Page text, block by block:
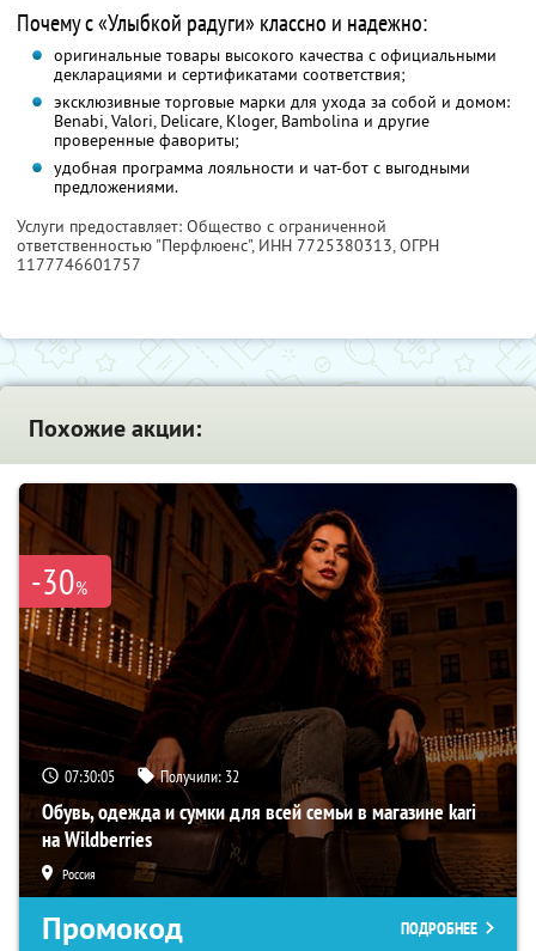
Почему с «Улыбкой радуги» классно и надежно:
оригинальные товары высокого качества с официальными
декларациями и сертификатами соответствия;
эксклюзивные торговые марки для ухода за собой и домом:
Benabi, Valori, Delicare, Kloger, Bambolina и другие
проверенные фавориты;
удобная программа лояльности и чат-бот с выгодными
предложениями.
Услуги предоставляет: Общество с ограниченной
ответственностью "Перфлюенс", ИНН 7725380313, ОГРН
1177746601757
Похожие акции:
-30%
07:30:04 Получили: 32
Обувь, одежда и сумки для всей семьи в магазине kari
на Wildberries
Россия
Промокод ПОДРОБНЕЕ